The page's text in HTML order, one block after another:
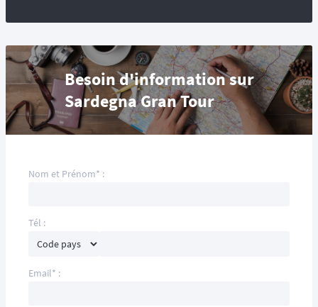
Besoin d'information sur
Sardegna Gran Tour
Nom et Prénom* :
Tél :
Email* :